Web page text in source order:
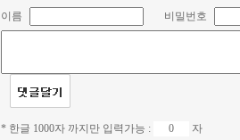
이름 비밀번호
* 한글 1000자 까지만 입력가능 :
자